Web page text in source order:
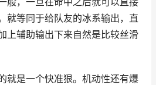
就等同于给队友的冰系输出，直
上辅助输出下来自然是比较丝滑
就是一个快准狠。机动性还有爆